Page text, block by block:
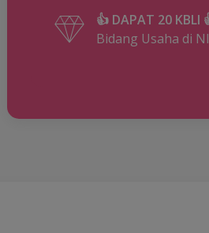
👍 DAPAT 20 KBLI
Bidang Usaha di